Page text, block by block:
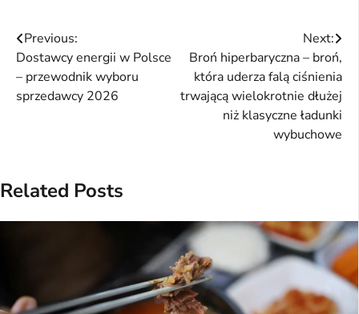
Nawigacja
wpisu
Previous:
Dostawcy energii w Polsce
– przewodnik wyboru
sprzedawcy 2026
Next:
Broń hiperbaryczna – broń,
która uderza falą ciśnienia
trwającą wielokrotnie dłużej
niż klasyczne ładunki
wybuchowe
Related Posts